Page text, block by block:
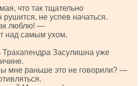
что так тщательно
не успев начаться.
люблю! —
над самым ухом.
Трахапендра Засулишна уже
мне раньше это не говорили? —